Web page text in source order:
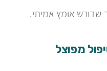
אומץ אמיתי.
מפוצל